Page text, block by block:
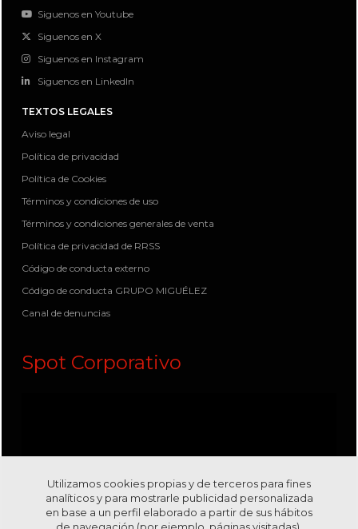
Siguenos en Youtube
Siguenos en X
Siguenos en Instagram
Siguenos en LinkedIn
TEXTOS LEGALES
Aviso legal
Política de privacidad
Política de Cookies
Términos y condiciones de uso
Términos y condiciones generales de venta
Política de privacidad de RRSS
Código de conducta externo
Código de conducta GRUPO MIGUÉLEZ
Canal de denuncias
Spot Corporativo
Utilizamos cookies propias y de terceros para fines
analíticos y para mostrarle publicidad personalizada
en base a un perfil elaborado a partir de sus hábitos